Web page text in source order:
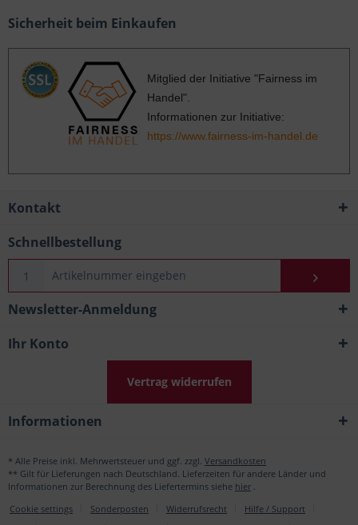
Sicherheit beim Einkaufen
Mitglied der Initiative "Fairness im
Handel".
Informationen zur Initiative:
https://www.fairness-im-handel.de
Kontakt
Schnellbestellung
Newsletter-Anmeldung
Ihr Konto
Vertrag widerrufen
Informationen
* Alle Preise inkl. Mehrwertsteuer und ggf. zzgl. Versandkosten
** Gilt für Lieferungen nach Deutschland. Lieferzeiten für andere Länder und
Informationen zur Berechnung des Liefertermins siehe hier
Cookie settings
Sonderposten Widerrufsrecht
Hilfe / Support